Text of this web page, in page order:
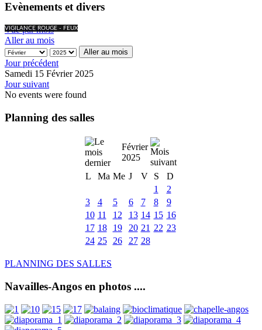
Evènements et divers
VIGILANCE ROUGE - FEUX
Vue par mois
Aller au mois
Aller au mois
Jour précédent
Samedi 15 Février 2025
Jour suivant
No events were found
Planning des salles
Février
2025
L
Ma Me J V S
D
1
2
3
4 5 6 7 8
9
10 11 12 13 14 15 16
17 18 19 20 21 22 23
24 25 26 27 28
PLANNING DES SALLES
Navailles-Angos en photos ....